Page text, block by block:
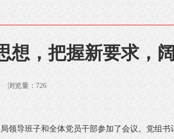
想，把握新要求，
浏览量： 726
导班子和全体党员干部参加了会议。党组书